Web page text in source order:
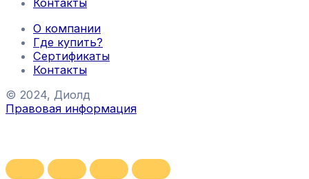
Контакты
О компании
Где купить?
Сертификаты
Контакты
© 2024, Диолд
Правовая информация